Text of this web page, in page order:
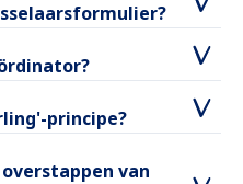
principe?
van